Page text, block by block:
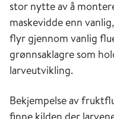
stor nytte av å
maskevidde enn
flyr gjennom vanlig
grønnsaklagre som
larveutvikling.
Bekjempelse av